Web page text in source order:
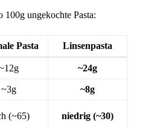
ungekochte Pasta:
Pasta Linsenpasta
~24g
~3g ~8g
(~65) niedrig (~30)